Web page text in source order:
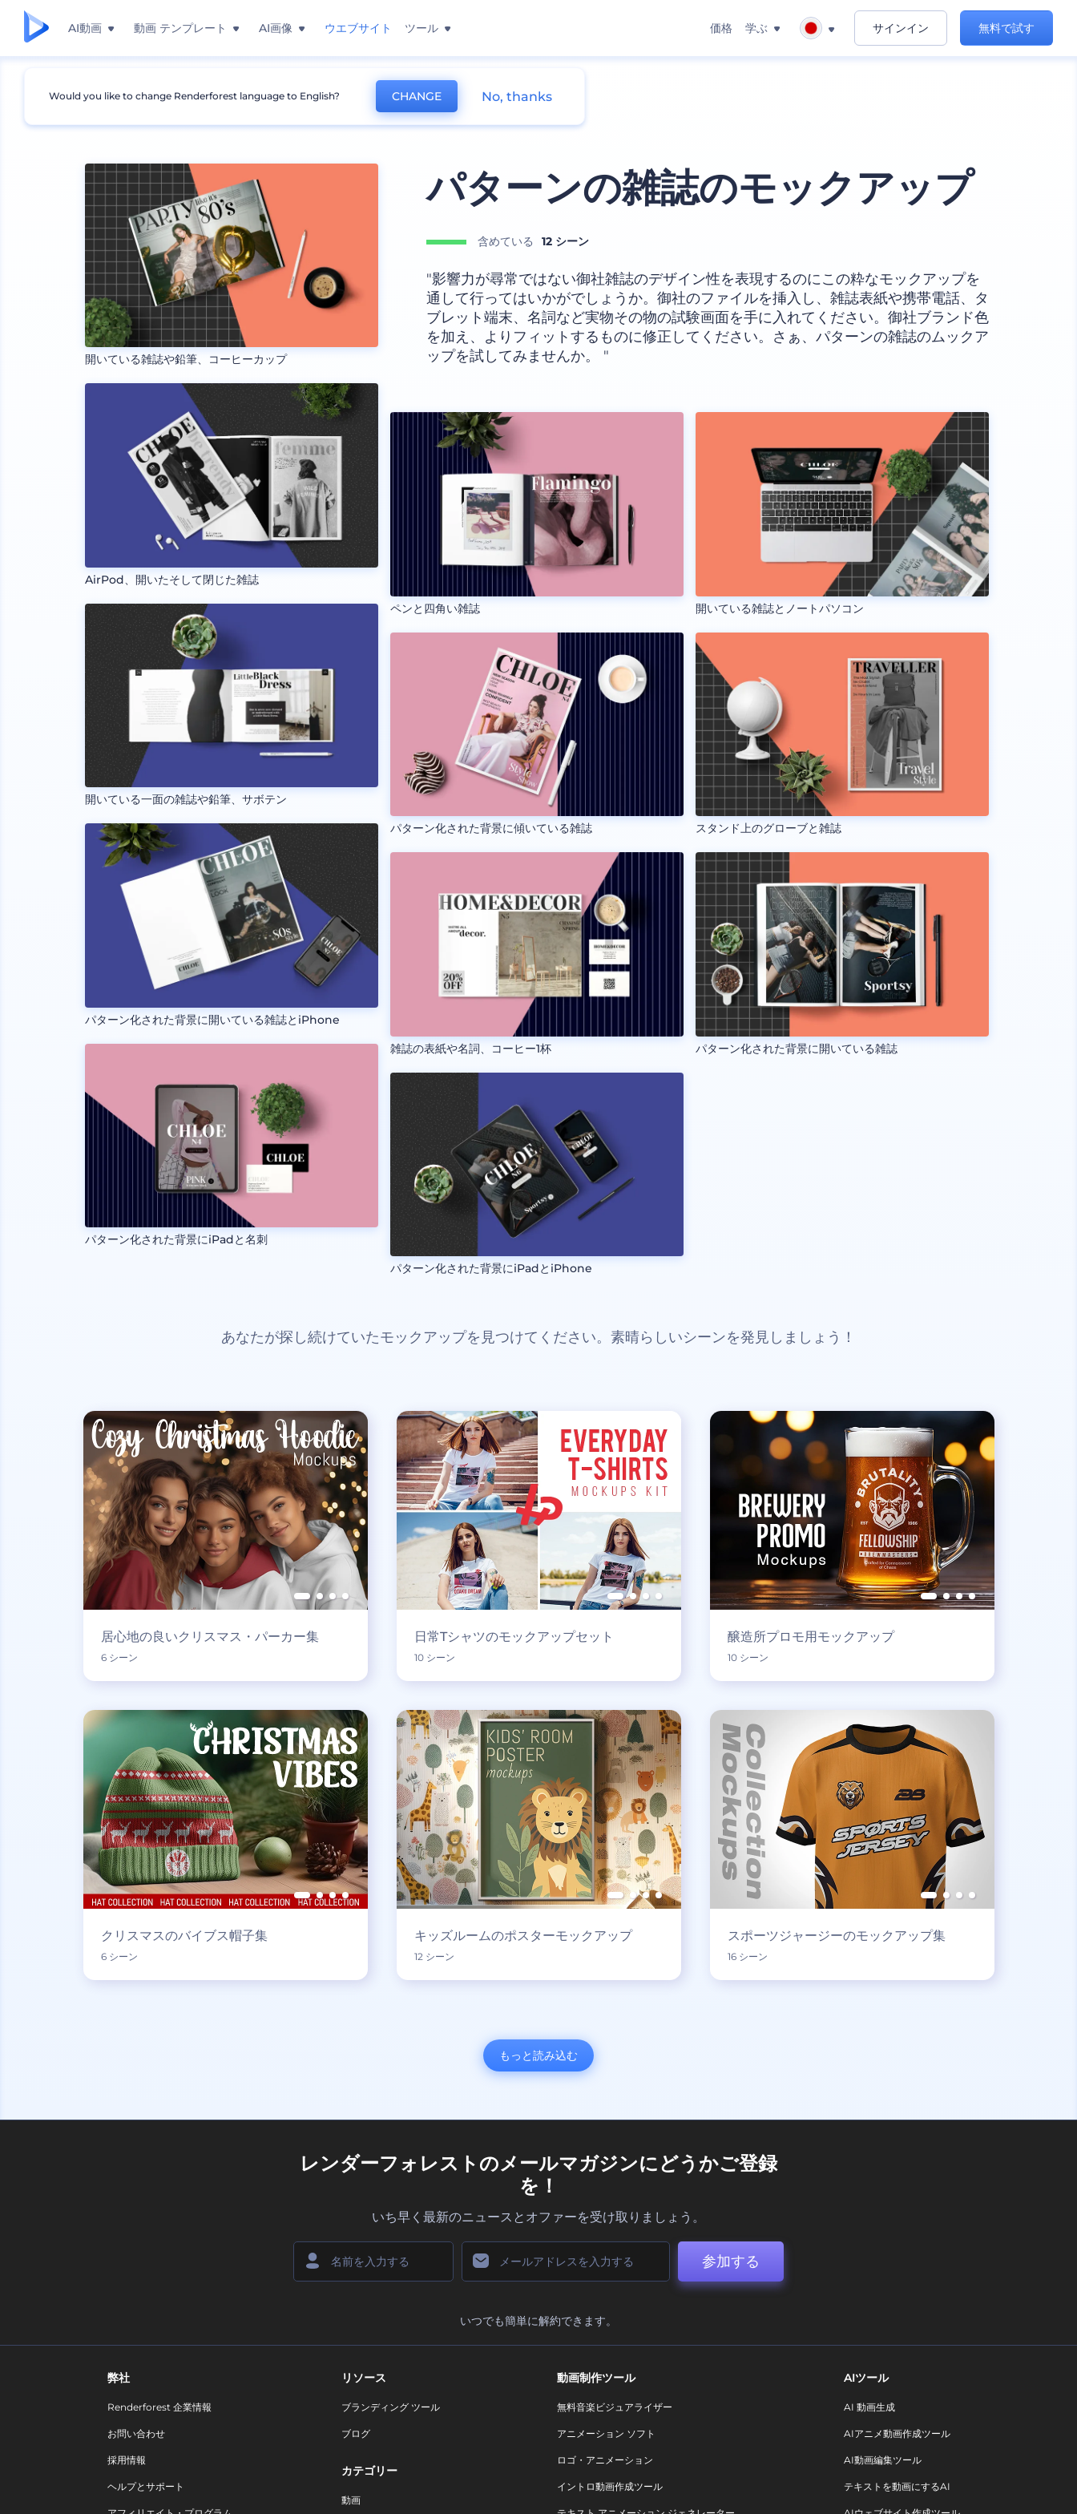
AI動画 動画 テンプレート AI画像 ウエブサイト ツール 価格 学ぶ サインイン 無料で試す
モックアップ デバイス タブレットのモックアップ
開いている雑誌や鉛筆、コーヒーカップ
AirPod、開いたそして閉じた雑誌
開いている一面の雑誌や鉛筆、サボテン
パターン化された背景に開いている雑誌とiPhone
パターン化された背景にiPadと名刺
パターンの雑誌のモックアップ
含めている 12 シーン
"影響力が尋常ではない御社雑誌のデザイン性を表現するのにこの粋なモックアップを
通して行ってはいかがでしょうか。御社のファイルを挿入し、雑誌表紙や携帯電話、タ
ブレット端末、名詞など実物その物の試験画面を手に入れてください。御社ブランド色
を加え、よりフィットするものに修正してください。さぁ、パターンの雑誌のムックア
ップを試してみませんか。 "
ペンと四角い雑誌
パターン化された背景に傾いている雑誌
雑誌の表紙や名詞、コーヒー1杯
パターン化された背景にiPadとiPhone
開いている雑誌とノートパソコン
スタンド上のグローブと雑誌
パターン化された背景に開いている雑誌
あなたが探し続けていたモックアップを見つけてください。素晴らしいシーンを発見しましょう！
居心地の良いクリスマス・パーカー集
6 シーン
日常Tシャツのモックアップセット
10 シーン
醸造所プロモ用モックアップ
10 シーン
クリスマスのバイブス帽子集
6 シーン
キッズルームのポスターモックアップ
12 シーン
スポーツジャージーのモックアップ集
16 シーン
もっと読み込む
レンダーフォレストのメールマガジンにどうかご登録
を！
いち早く最新のニュースとオファーを受け取りましょう。
参加する
いつでも簡単に解約できます。
弊社
Renderforest 企業情報
お問い合わせ
採用情報
ヘルプとサポート
リソース
ブランディング ツール
ブログ
カテゴリー
動画
動画制作ツール
無料音楽ビジュアライザー
アニメーション ソフト
ロゴ・アニメーション
イントロ動画作成ツール
AIツール
AI 動画生成
AIアニメ動画作成ツール
AI動画編集ツール
テキストを動画にするAI
Would you like to change Renderforest language to English? CHANGE No, thanks